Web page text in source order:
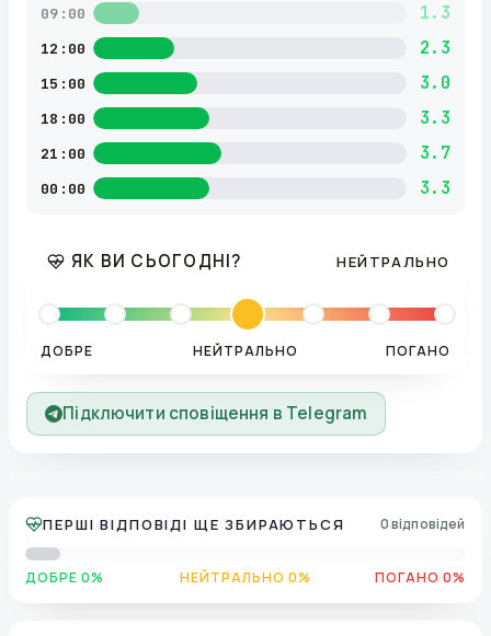
09:00 1.3
12:00 2.3
15:00 3.0
18:00 3.3
21:00 3.7
00:00 3.3
ЯК ВИ СЬОГОДНІ? НЕЙТРАЛЬНО
ДОБРЕ НЕЙТРАЛЬНО ПОГАНО
Підключити сповіщення в Telegram
ПЕРШІ ВІДПОВІДІ ЩЕ ЗБИРАЮТЬСЯ 0 відповідей
ДОБРЕ 0% НЕЙТРАЛЬНО 0% ПОГАНО 0%